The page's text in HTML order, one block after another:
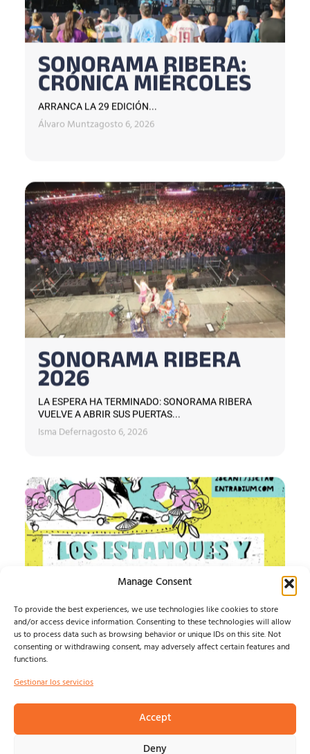
Manage Consent
To provide the best experiences, we use technologies like cookies to store
and/or access device information. Consenting to these technologies will allow
us to process data such as browsing behavior or unique IDs on this site. Not
consenting or withdrawing consent, may adversely affect certain features and
functions.
Gestionar los servicios
Accept
Deny
SONORAMA RIBERA:
CRÓNICA MIÉRCOLES
ARRANCA LA 29 EDICIÓN...
Álvaro Muntzagosto 6, 2026
SONORAMA RIBERA
2026
LA ESPERA HA TERMINADO: SONORAMA RIBERA
VUELVE A ABRIR SUS PUERTAS...
Isma Defernagosto 6, 2026
IMPOSIBLE SOUND
ESTE AGOSTO, LA MÚSICA INDEPENDIENTE TIENE UN
Isma Defernagosto 6, 2026